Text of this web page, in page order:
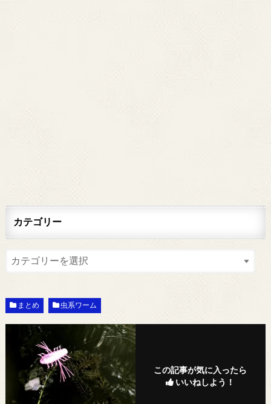
カテゴリー
まとめ 虫系ワーム
この記事が気に入ったら
いいねしよう！